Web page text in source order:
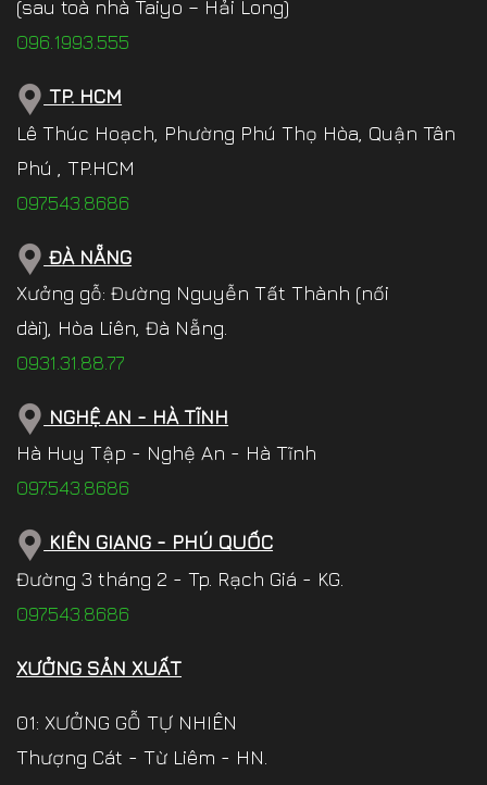
(sau toà nhà Taiyo – Hải Long)
096.1993.555
TP. HCM
Lê Thúc Hoạch, Phường Phú Thọ Hòa, Quận Tân
Phú , TP.HCM
097.543.8686
ĐÀ NẴNG
Xưởng gỗ: Đường Nguyễn Tất Thành (nối
dài), Hòa Liên, Đà Nẵng.
0931.31.88.77
NGHỆ AN - HÀ TĨNH
Hà Huy Tập - Nghệ An - Hà Tĩnh
097.543.8686
KIÊN GIANG - PHÚ QUỐC
Đường 3 tháng 2 - Tp. Rạch Giá - KG.
097.543.8686
XƯỞNG SẢN XUẤT
01: XƯỞNG GỖ TỰ NHIÊN
Thượng Cát - Từ Liêm - HN.